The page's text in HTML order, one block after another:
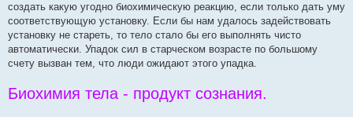
создать какую угодно биохимическую реакцию, если только дать уму
соответствующую установку. Если бы нам удалось задействовать
установку не стареть, то тело стало бы его выполнять чисто
автоматически. Упадок сил в старческом возрасте по большому
счету вызван тем, что люди ожидают этого упадка.
Биохимия тела - продукт сознания.